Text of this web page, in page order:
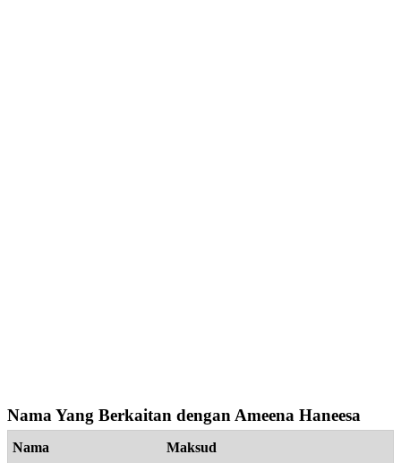
Nama Yang Berkaitan dengan Ameena Haneesa
Nama Maksud